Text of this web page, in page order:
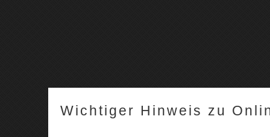
Wichtiger Hinweis zu